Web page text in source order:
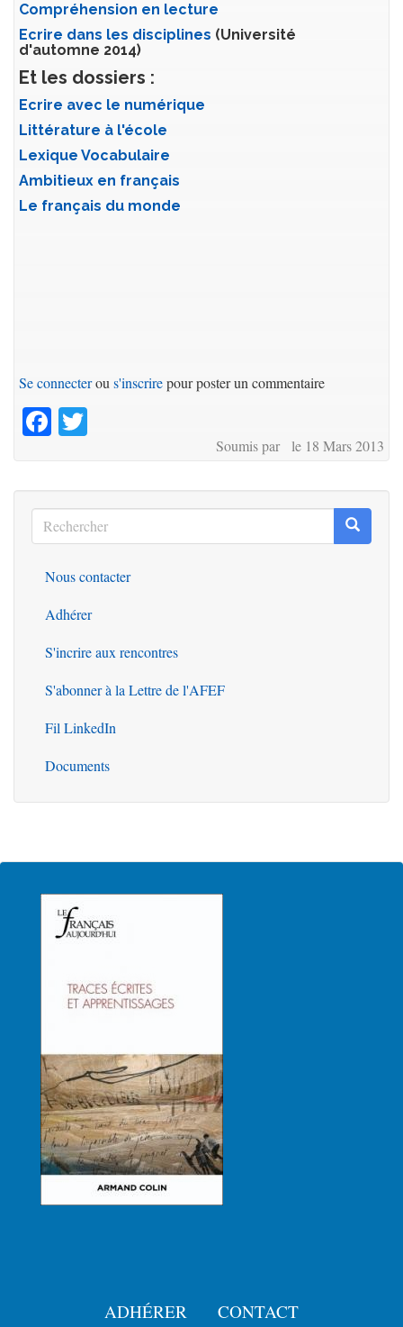
Compréhension en lecture
Ecrire dans les disciplines (Université
d'automne 2014)
Et les dossiers :
Ecrire avec le numérique
Littérature à l'école
Lexique Vocabulaire
Ambitieux en français
Le français du monde
Se connecterou s'inscrirepour poster un commentaire
Facebook
Soumis par le 18 Mars 2013
Rechercher
Rechercher
Outils
Nous contacter
Adhérer
S'incrire aux rencontres
S'abonner à la Lettre de l'AFEF
Fil LinkedIn
Documents
ADHÉRER CONTACT